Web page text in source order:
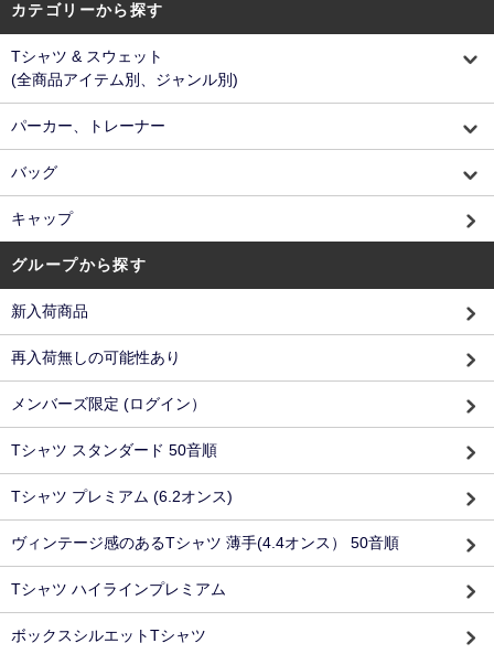
カテゴリーから探す
Tシャツ & スウェット
(全商品アイテム別、ジャンル別)
パーカー、トレーナー
バッグ
キャップ
グループから探す
新入荷商品
再入荷無しの可能性あり
メンバーズ限定 (ログイン）
Tシャツ スタンダード 50音順
Tシャツ プレミアム (6.2オンス)
ヴィンテージ感のあるTシャツ 薄手(4.4オンス） 50音順
Tシャツ ハイラインプレミアム
ボックスシルエットTシャツ